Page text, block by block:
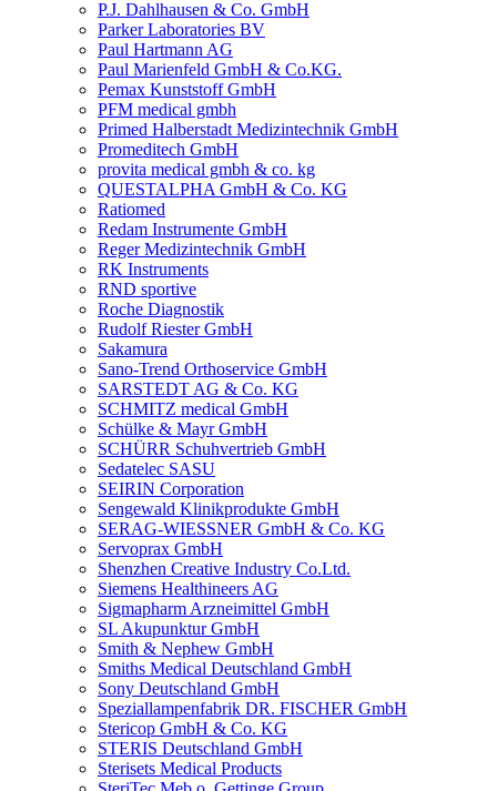
P.J. Dahlhausen & Co. GmbH
Parker Laboratories BV
Paul Hartmann AG
Paul Marienfeld GmbH & Co.KG.
Pemax Kunststoff GmbH
PFM medical gmbh
Primed Halberstadt Medizintechnik GmbH
Promeditech GmbH
provita medical gmbh & co. kg
QUESTALPHA GmbH & Co. KG
Ratiomed
Redam Instrumente GmbH
Reger Medizintechnik GmbH
RK Instruments
RND sportive
Roche Diagnostik
Rudolf Riester GmbH
Sakamura
Sano-Trend Orthoservice GmbH
SARSTEDT AG & Co. KG
SCHMITZ medical GmbH
Schülke & Mayr GmbH
SCHÜRR Schuhvertrieb GmbH
Sedatelec SASU
SEIRIN Corporation
Sengewald Klinikprodukte GmbH
SERAG-WIESSNER GmbH & Co. KG
Servoprax GmbH
Shenzhen Creative Industry Co.Ltd.
Siemens Healthineers AG
Sigmapharm Arzneimittel GmbH
SL Akupunktur GmbH
Smith & Nephew GmbH
Smiths Medical Deutschland GmbH
Sony Deutschland GmbH
Speziallampenfabrik DR. FISCHER GmbH
Stericop GmbH & Co. KG
STERIS Deutschland GmbH
Sterisets Medical Products